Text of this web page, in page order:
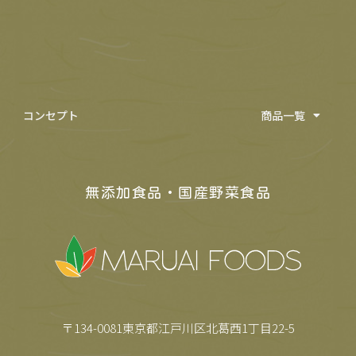
コンセプト 商品一覧
無添加食品・国産野菜食品
〒134-0081東京都江戸川区北葛西1丁目22-5